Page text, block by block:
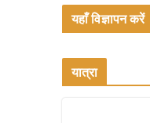
यहाँ विज्ञापन करें
यात्रा